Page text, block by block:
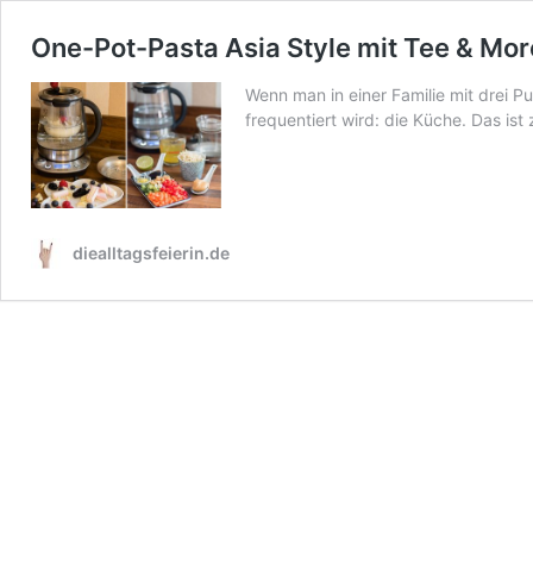
One-Pot-Pasta Asia Style mit Tee &
Wenn man in einer Familie mit drei
frequentiert wird: die Küche. Das
diealltagsfeierin.de